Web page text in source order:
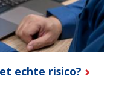
echte risico?